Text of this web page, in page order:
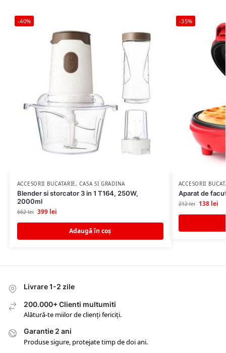
-40%
ACCESORII BUCATARIE,CASA SI GRADINA
Blender si storcator 3 in 1 T164, 250W,
2000ml
662lei 399 lei
Adaugă în coș
-35%
ACCESORII
Aparat de
212lei 138 lei
Livrare 1-2 zile
200.000+ Clienti multumiti
Alătură-te miilor de clienți fericiți.
Garantie 2 ani
Produse sigure, protejate timp de doi ani.